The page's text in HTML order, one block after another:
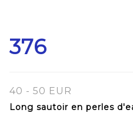
376
40 - 50 EUR
Long sautoir en perles